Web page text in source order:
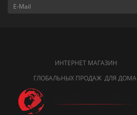
ИНТЕРНЕТ МАГАЗИН
ГЛОБАЛЬНЫХ ПРОДАЖ ДЛЯ ДОМА